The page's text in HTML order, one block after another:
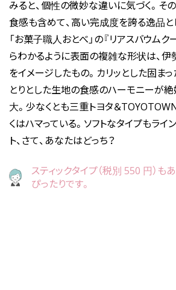
みると、個性の微妙な違いに気づく。そ
食感も含めて、高い完成度を誇る逸品
「お菓子職人おとべ」の『リアスバウム
らわかるように表面の複雑な形状は、
をイメージしたもの。カリッとした固ま
とりとした生地の食感のハーモニーが
大。少なくとも三重トヨタ＆
くはハマっている。ソフトなタイプもライ
ト、さて、あなたはどっち？
スティックタイプ（税別 550 円）も
ぴったりです。